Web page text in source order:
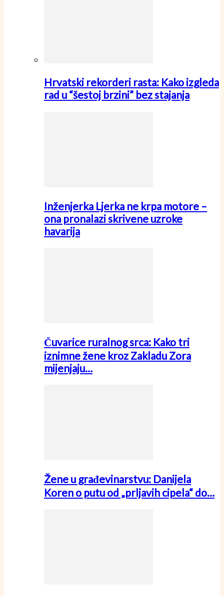
Hrvatski rekorderi rasta: Kako izgleda
rad u “šestoj brzini” bez stajanja
Inženjerka Ljerka ne krpa motore –
ona pronalazi skrivene uzroke
havarija
Čuvarice ruralnog srca: Kako tri
iznimne žene kroz Zakladu Zora
mijenjaju…
Žene u građevinarstvu: Danijela
Koren o putu od „prljavih cipela“ do…